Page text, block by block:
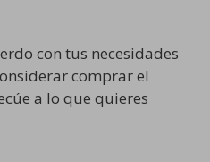
con tus necesidades
comprar el
a lo que quieres